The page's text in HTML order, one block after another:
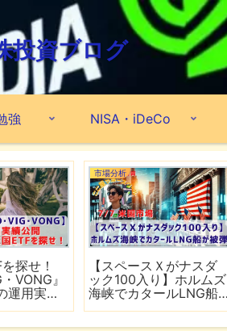
投資ブログ
強 NISA・iDeCo
探せ！
VONG』
運用実績
市場分析
【スペースＸがナスダ
ック100入り】ホルムズ
海峡でカタールLNG船